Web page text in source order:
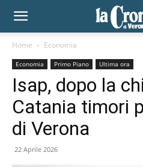
Home Economia
Economia Primo Piano Ultima ora
Isap, dopo la
Catania timori
di Verona
22 Aprile 2026